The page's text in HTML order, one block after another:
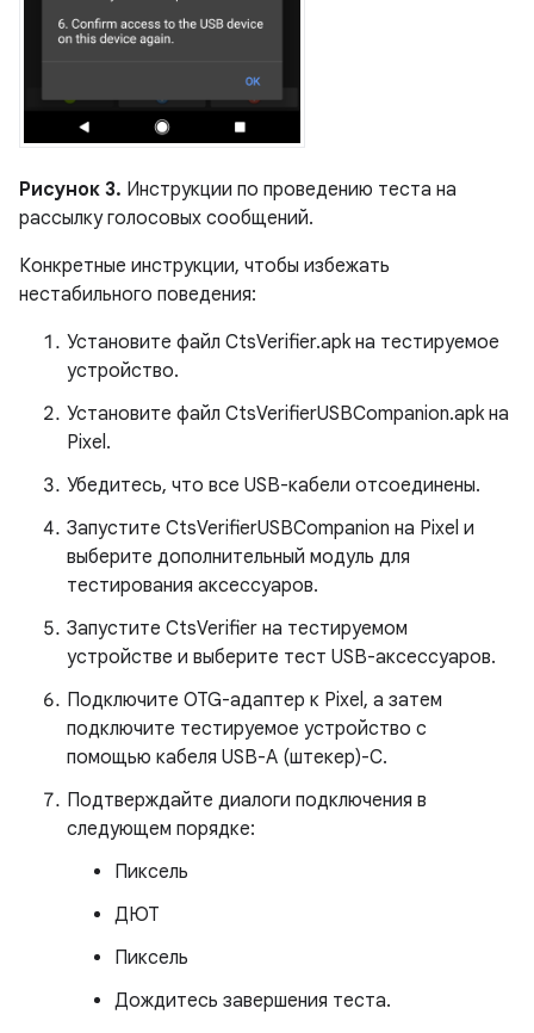
Рисунок 3. Инструкции по проведению теста на
рассылку голосовых сообщений.
Конкретные инструкции, чтобы избежать
нестабильного поведения:
Установите файл CtsVerifier.apk на тестируемое
устройство.
Установите файл CtsVerifierUSBCompanion.apk на
Pixel.
Убедитесь, что все USB-кабели отсоединены.
Запустите CtsVerifierUSBCompanion на Pixel и
выберите дополнительный модуль для
тестирования аксессуаров.
Запустите CtsVerifier на тестируемом
устройстве и выберите тест USB-аксессуаров.
Подключите OTG-адаптер к Pixel, а затем
подключите тестируемое устройство с
помощью кабеля USB-A (штекер)-C.
Подтверждайте диалоги подключения в
следующем порядке:
Пиксель
ДЮТ
Пиксель
Дождитесь завершения теста.